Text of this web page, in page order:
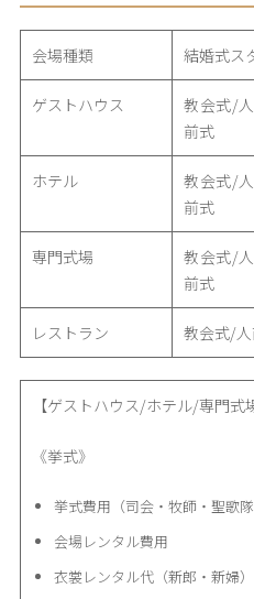
会場種類 結婚式ス
ゲストハウス
教会式/
前式
ホテル
教会式/
前式
専門式場
教会式/
前式
レストラン 教会式/
【ゲストハウス/ホテル/専門式
《挙式》
挙式費用（司会・牧師・聖歌隊
会場レンタル費用
衣裳レンタル代（新郎・新婦）